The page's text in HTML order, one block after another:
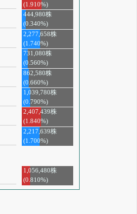
(1.910%)
444,980株
(0.340%)
2,277,658株
(1.740%)
731,080株
(0.560%)
862,580株
(0.660%)
1,039,780株
(0.790%)
2,407,439株
(1.840%)
2,217,639株
(1.700%)
1,056,480株
(0.810%)